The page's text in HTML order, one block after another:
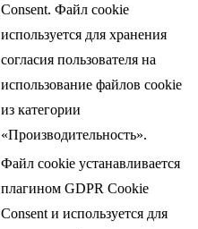
Consent. Файл cookie
используется для хранения
согласия пользователя на
использование файлов cookie
из категории
«Производительность».
Файл cookie устанавливается
плагином GDPR Cookie
Consent и используется для